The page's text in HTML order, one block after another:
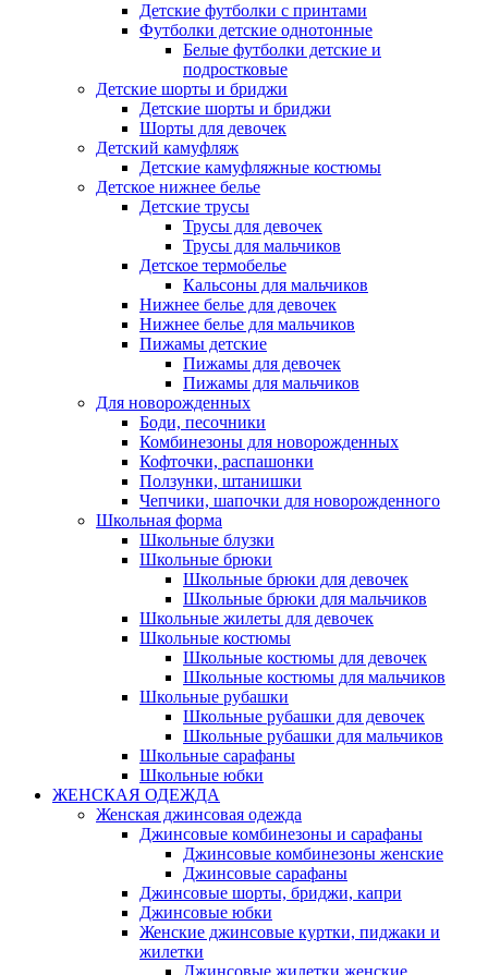
Детские футболки с принтами
Футболки детские однотонные
Белые футболки детские и
подростковые
Детские шорты и бриджи
Детские шорты и бриджи
Шорты для девочек
Детский камуфляж
Детские камуфляжные костюмы
Детское нижнее белье
Детские трусы
Трусы для девочек
Трусы для мальчиков
Детское термобелье
Кальсоны для мальчиков
Нижнее белье для девочек
Нижнее белье для мальчиков
Пижамы детские
Пижамы для девочек
Пижамы для мальчиков
Для новорожденных
Боди, песочники
Комбинезоны для новорожденных
Кофточки, распашонки
Ползунки, штанишки
Чепчики, шапочки для новорожденного
Школьная форма
Школьные блузки
Школьные брюки
Школьные брюки для девочек
Школьные брюки для мальчиков
Школьные жилеты для девочек
Школьные костюмы
Школьные костюмы для девочек
Школьные костюмы для мальчиков
Школьные рубашки
Школьные рубашки для девочек
Школьные рубашки для мальчиков
Школьные сарафаны
Школьные юбки
ЖЕНСКАЯ ОДЕЖДА
Женская джинсовая одежда
Джинсовые комбинезоны и сарафаны
Джинсовые комбинезоны женские
Джинсовые сарафаны
Джинсовые шорты, бриджи, капри
Джинсовые юбки
Женские джинсовые куртки, пиджаки и
жилетки
Джинсовые жилетки женские